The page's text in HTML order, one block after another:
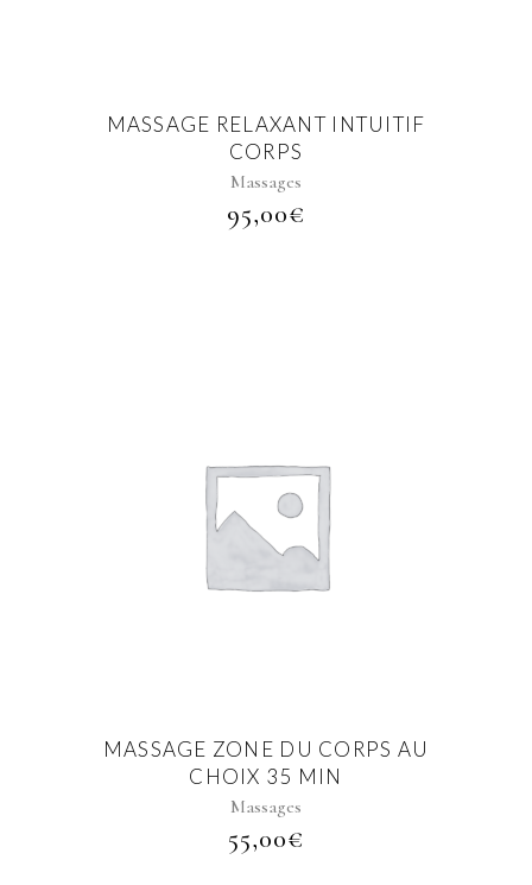
MASSAGE RELAXANT INTUITIF
CORPS
Massages
95,00€
MASSAGE ZONE DU CORPS AU
CHOIX 35 MIN
Massages
55,00€